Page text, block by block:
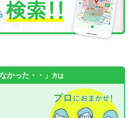
かった・・」 方は